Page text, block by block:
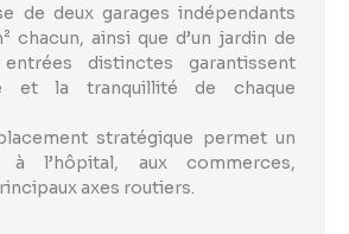
de deux garages indépendants
chacun, ainsi que d’un jardin de
distinctes garantissent
et la tranquillité de chaque
stratégique permet un
à l’hôpital, aux commerces,
axes routiers.